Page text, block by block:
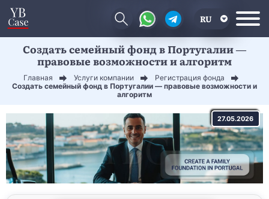
RU
EN
Создать семейный фонд в Португалии —
правовые возможности и алгоритм
Главная Услуги компании
Регистрация фонда
Создать семейный фонд в Португалии — правовые возможности и
алгоритм
27.05.2026